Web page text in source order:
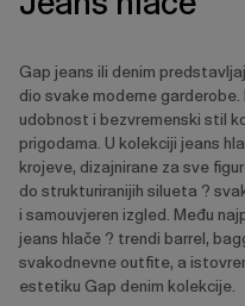
Gap jeans ili denim
dio svake moderne
udobnost i bezvremenski stil
prigodama. U kolekciji jeans
krojeve, dizajnirane za sve
do strukturiranijih silueta ?
i samouvjeren izgled. Među
jeans hlače ? trendi barrel,
svakodnevne outfite, a
estetiku Gap denim kolekcije.